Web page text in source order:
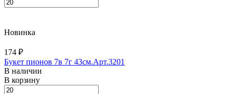
Новинка
174 ₽
Букет пионов 7в 7г 43см.Арт.3201
В наличии
В корзину